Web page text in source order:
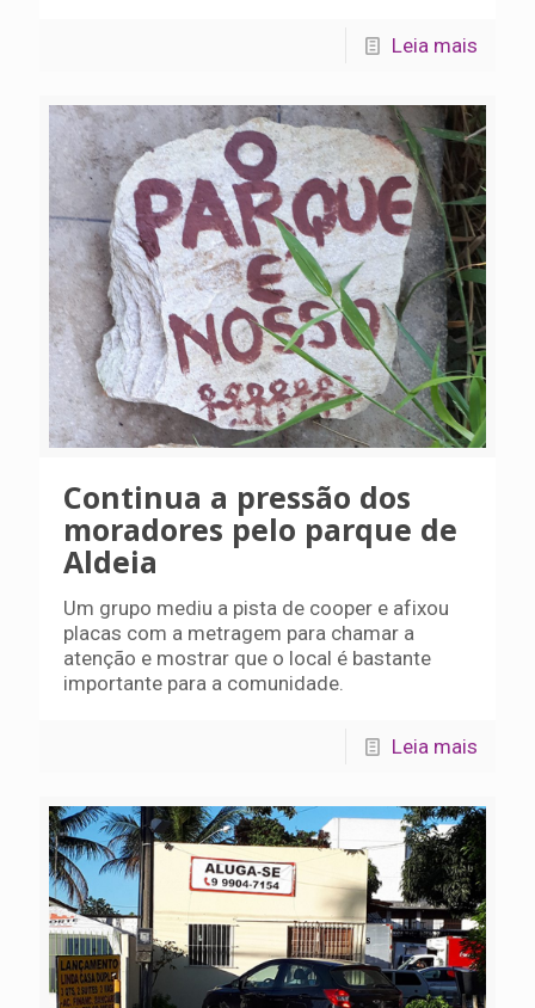
Leia mais
Continua a pressão dos
moradores pelo parque de
Aldeia
Um grupo mediu a pista de cooper e afixou
placas com a metragem para chamar a
atenção e mostrar que o local é bastante
importante para a comunidade.
Leia mais